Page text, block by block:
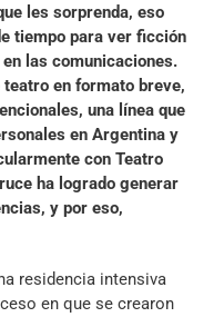
les sorprenda, eso
tiempo para ver ficción
las comunicaciones.
en formato breve,
una línea que
en Argentina y
con Teatro
ha logrado generar
y por eso,
residencia intensiva
en que se crearon